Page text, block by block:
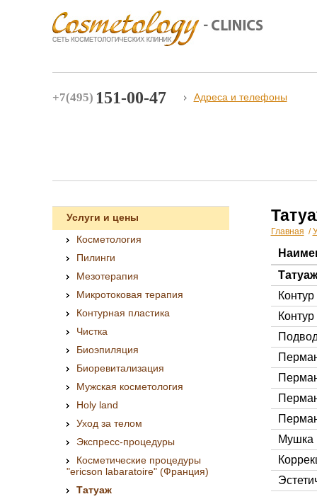
+7(495) 151-00-47 Адреса и телефоны
Услуги и цены
Косметология
Пилинги
Мезотерапия
Микротоковая терапия
Контурная пластика
Чистка
Биоэпиляция
Биоревитализация
Мужская косметология
Holy land
Уход за телом
Экспресс-процедуры
Косметические процедуры
"ericson labaratoire" (Франция)
Татуаж
Главная /
Татуаж
Контур
Мушка